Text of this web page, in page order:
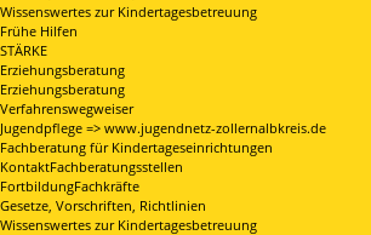
Wissenswertes zur Kindertagesbetreuung
Frühe Hilfen
STÄRKE
Erziehungsberatung
Erziehungsberatung
Verfahrenswegweiser
Jugendpflege => www.jugendnetz-zollernalbkreis.de
Fachberatung für Kindertageseinrichtungen
KontaktFachberatungsstellen
FortbildungFachkräfte
Gesetze, Vorschriften, Richtlinien
Wissenswertes zur Kindertagesbetreuung